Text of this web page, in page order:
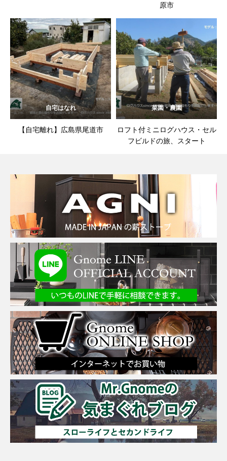
原市
自宅はなれ
【自宅離れ】広島県尾道市
菜園・農園
ロフト付ミニログハウス・セル
フビルドの旅、スタート